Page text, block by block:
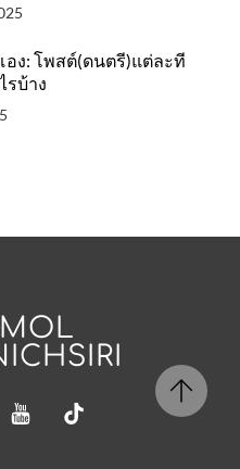
ง: โพสต์(ดนตรี)แต่ละที
รบ้าง
InstagramYouTube